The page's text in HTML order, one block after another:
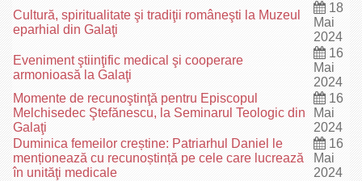
Cultură, spiritualitate şi tradiţii româneşti la Muzeul
eparhial din Galaţi
18
Mai
2024
Eveniment ştiinţific medical şi cooperare
armonioasă la Galaţi
16
Mai
2024
Momente de recunoştinţă pentru Episcopul
Melchisedec Ştefănescu, la Seminarul Teologic din
Galaţi
16
Mai
2024
Duminica femeilor creștine: Patriarhul Daniel le
menționează cu recunoștință pe cele care lucrează
în unităţi medicale
16
Mai
2024